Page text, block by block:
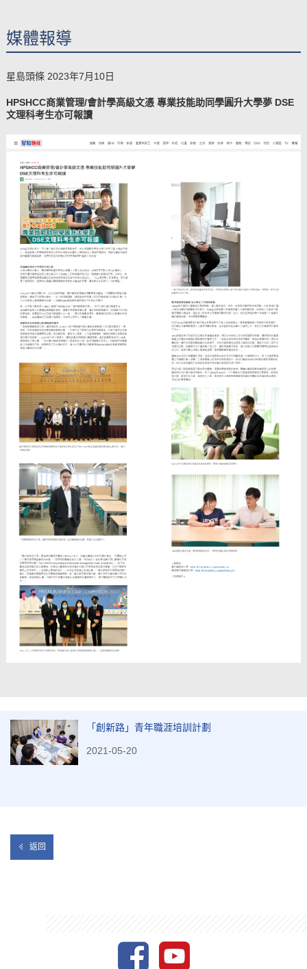
媒體報導
星島頭條 2023年7月10日
​HPSHCC商業管理/會計學高級文憑 專業技能助同學圓升大學夢 DSE
文理科考生亦可報讀
「創新路」青年職涯培訓計劃
2021-05-20
返回